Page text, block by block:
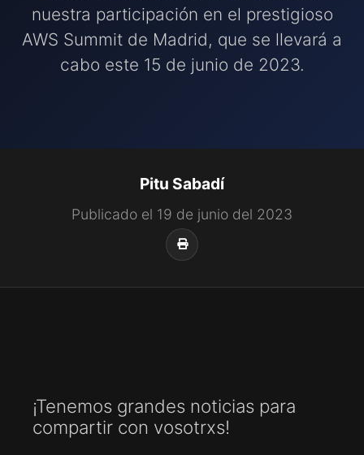
nuestra participación en el prestigioso
AWS Summit de Madrid, que se llevará a
cabo este 15 de junio de 2023.
Pitu Sabadí
Publicado el 19 de junio del 2023
¡Tenemos grandes noticias para
compartir con vosotrxs!